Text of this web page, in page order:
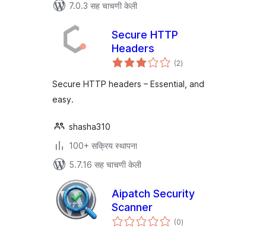
7.0.3 सह चाचणी केली
Secure HTTP
Headers
(2एकूण
मूल्यांकन
)
Secure HTTP headers – Essential, and
easy.
shasha310
100+ सक्रिय स्थापना
5.7.16 सह चाचणी केली
Aipatch Security
Scanner
(0एकूण
मूल्यांकन
)